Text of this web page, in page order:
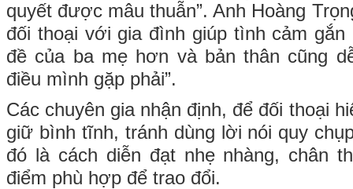
quyết được mâu thuẫn”. Anh Hoàng
đối thoại với gia đình giúp tình cảm
đề của ba mẹ hơn và bản thân cũng
điều mình gặp phải”.
Các chuyên gia nhận định, để đối thoại
giữ bình tĩnh, tránh dùng lời nói quy
đó là cách diễn đạt nhẹ nhàng, chân
điểm phù hợp để trao đổi.